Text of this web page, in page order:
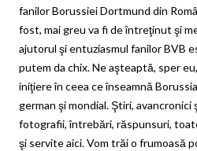
fanilor Borussiei Dortmund din
fost, mai greu va fi de întreţinut şi
ajutorul şi entuziasmul fanilor BVB
putem da chix.Ne aşteaptă, sper
iniţiere în ceea ce înseamnă
german şi mondial. Ştiri, avancronici
fotografii, întrebări, răspunsuri,
şi servite aici. Vom trăi o frumoasă